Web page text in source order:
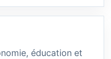
éducation et